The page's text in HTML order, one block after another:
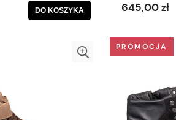
DO KOSZYKA 645,00 zł
PROMOCJA